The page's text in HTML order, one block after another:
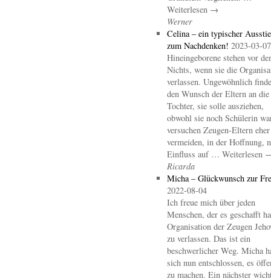
Weiterlesen →
Werner
Celina – ein typischer
zum Nachdenken! 2023-03-07
Hineingeborene stehen vor
Nichts, wenn sie die
verlassen. Ungewöhnlich
den Wunsch der Eltern an die
Tochter, sie solle ausziehen,
obwohl sie noch Schülerin
versuchen Zeugen-Eltern
vermeiden, in der Hoffnung,
Einfluss auf … Weiterlesen
Ricarda
Micha – Glückwunsch zur
2022-08-04
Ich freue mich über jeden
Menschen, der es geschafft
Organisation der Zeugen
zu verlassen. Das ist ein
beschwerlicher Weg. Micha
sich nun entschlossen, es
zu machen. Ein nächster